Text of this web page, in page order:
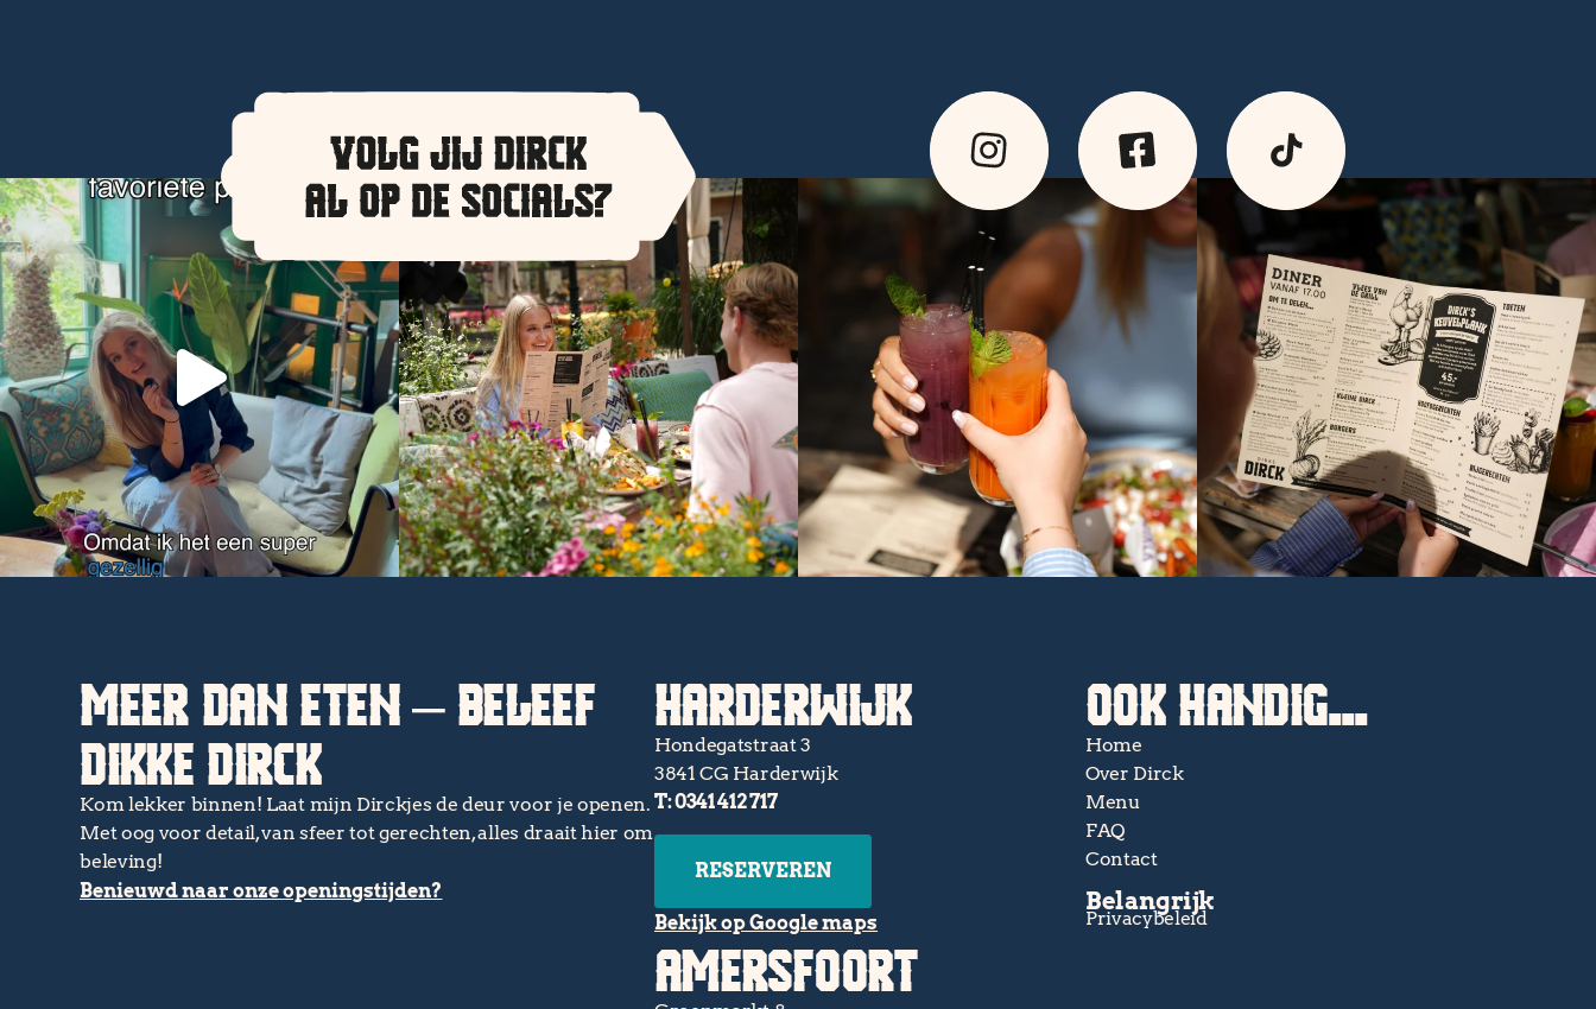
MEER DAN ETEN – BELEEF
DIKKE DIRCK
Kom lekker binnen! Laat mijn Dirckjes de deur voor je openen.
Met oog voor detail, van sfeer tot gerechten, alles draait hier om
beleving!
Benieuwd naar onze openingstijden?
HARDERWIJK
Hondegatstraat 3
3841 CG Harderwijk
T: 0341 412 717
RESERVEREN
Bekijk op Google maps
AMERSFOORT
OOK HANDIG...
Home
Over Dirck
Menu
FAQ
Contact
Belangrijk
Privacybeleid